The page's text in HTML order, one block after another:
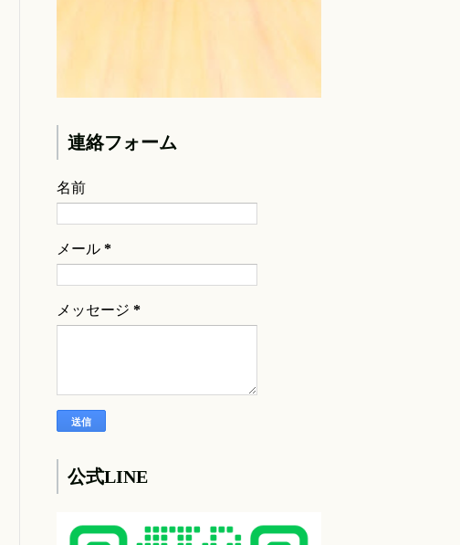
連絡フォーム
名前
メール *
メッセージ *
公式LINE